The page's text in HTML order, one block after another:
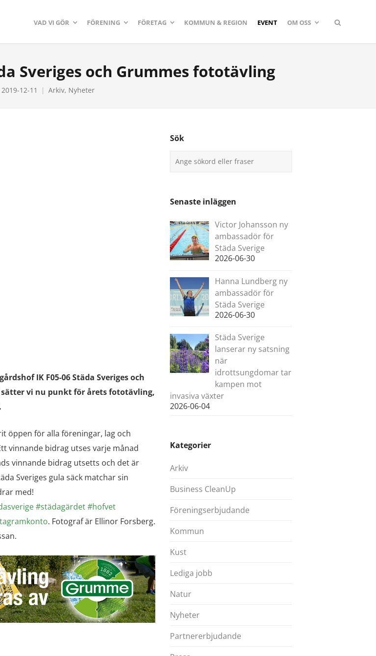
VAD VI GÖR FÖRENING FÖRETAG KOMMUN & REGION EVENT OM OSS
Sveriges och Grummes fototävling
2019-12-11 Arkiv, Nyheter
IK F05-06 Städa Sveriges och
vi nu punkt för årets fototävling,
öppen för alla föreningar, lag och
vinnande bidrag utses varje månad
vinnande bidrag utsetts och det är
Sveriges gula säck matchar sin
med!
#städagärdet#hofvet
. Fotograf är Ellinor Forsberg.
Sök
Senaste inläggen
Victor Johansson ny
ambassadör för
Städa Sverige
2026-06-30
Hanna Lundberg ny
ambassadör för
Städa Sverige
2026-06-30
Städa Sverige
lanserar ny satsning
när
idrottsungdomar tar
kampen mot
invasiva växter
2026-06-04
Kategorier
Arkiv
Business CleanUp
Föreningserbjudande
Kommun
Kust
Lediga jobb
Natur
Nyheter
Partnererbjudande